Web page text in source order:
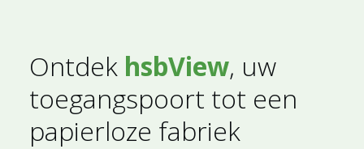
Ontdek hsbView, uw
toegangspoort tot een
papierloze fabriek